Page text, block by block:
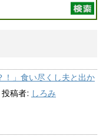
！」食い尽くし夫と出か
投稿者: しろみ